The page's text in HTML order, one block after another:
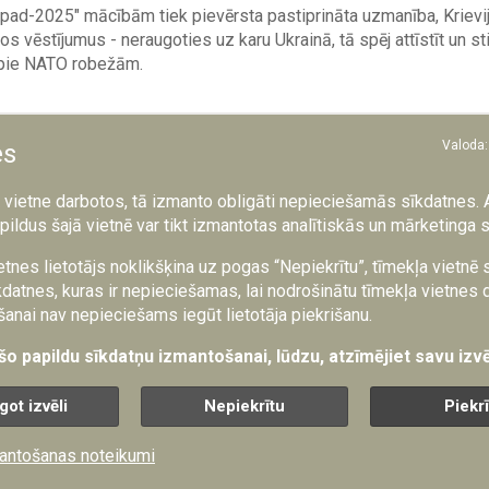
2025" mācībām tiek pievērsta pastiprināta uzmanība,
vēstījumus - neraugoties uz karu Ukrainā, tā spēj attīstīt un
NATO robežām.
lielāku stratēģisko nozīmi, Krievija un Baltkrievija
tehniku. Šādu vēstījumu primārā mērķauditorija ir
signālu par Krievijas apjomīgajām militārajām
secinājis SAB.
iezīmē arī citu Krievijas un jo īpaši Baltkrievijas
ilustrē sevi kā atbildīgas un pragmatiskas kaimiņvalstis,
radītajiem draudiem, secinājis SAB.
amatpersonas paziņoja par mācību pārcelšanu no
teritorijā un mācību apmēra samazināšanu - oficiāli
mazāk nekā 13 000 dalībnieku.
Valoda:
vietne darbotos, tā izmanto obligāti nepieciešamās sīkdatnes.
šajā vietnē var tikt izmantotas analītiskās un mārketinga
lietotājs noklikšķina uz pogas “Nepiekrītu”, tīmekļa vietnē
kuras ir nepieciešamas, lai nodrošinātu tīmekļa vietnes
nav nepieciešams iegūt lietotāja piekrišanu.
papildu sīkdatņu izmantošanai, lūdzu, atzīmējiet savu
izvēli Nepiekrītu
noteikumi